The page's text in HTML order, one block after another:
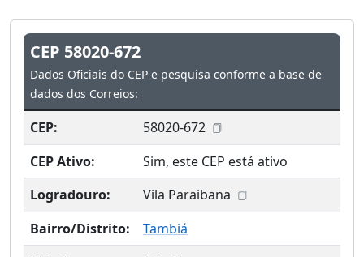
CEP 58020-672
Dados Oficiais do CEP e pesquisa conforme a base de
dados dos Correios:
CEP:
58020-672
CEP Ativo:
Sim, este CEP está ativo
Logradouro:
Vila Paraibana
Bairro/Distrito:
Tambiá